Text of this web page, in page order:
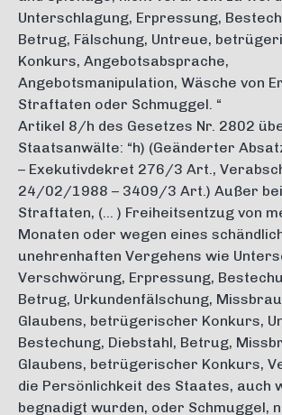
Unterschlagung, Erpressung,
Betrug, Fälschung, Untreue,
Konkurs, Angebotsabsprache,
Angebotsmanipulation, Wäsche von
Straftaten oder Schmuggel. “
Artikel 8/h des Gesetzes Nr. 2802
Staatsanwälte: “h) (Geänderter
– Exekutivdekret 276/3 Art.,
24/02/1988 – 3409/3 Art.) Außer
Straftaten, (… ) Freiheitsentzug von
Monaten oder wegen eines
unehrenhaften Vergehens wie
Verschwörung, Erpressung,
Betrug, Urkundenfälschung,
Glaubens, betrügerischer Konkurs,
Bestechung, Diebstahl, Betrug,
Glaubens, betrügerischer Konkurs,
die Persönlichkeit des Staates, auch
begnadigt wurden, oder Schmuggel,